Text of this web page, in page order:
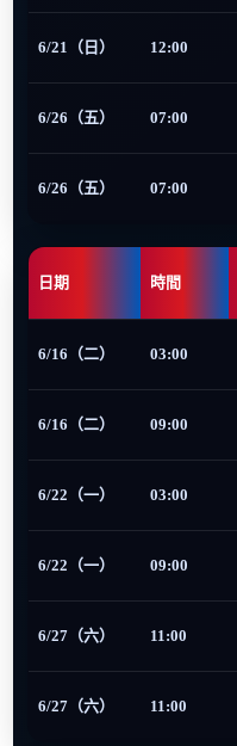
6/21（日） 12:00
6/26（五） 07:00
6/26（五） 07:00
日期 時間
6/16（二） 03:00
6/16（二） 09:00
6/22（一） 03:00
6/22（一） 09:00
6/27（六） 11:00
6/27（六） 11:00